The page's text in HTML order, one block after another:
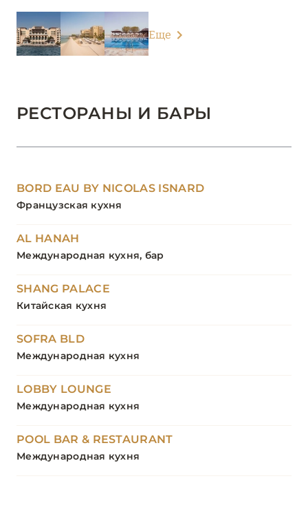
Еще
РЕСТОРАНЫ И БАРЫ
BORD EAU BY NICOLAS ISNARD
Французская кухня
AL HANAH
Международная кухня, бар
SHANG PALACE
Китайская кухня
SOFRA BLD
Международная кухня
LOBBY LOUNGE
Международная кухня
POOL BAR & RESTAURANT
Международная кухня